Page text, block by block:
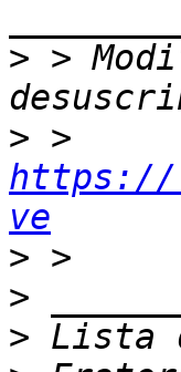
> >
>
https://
ve
>
>
>